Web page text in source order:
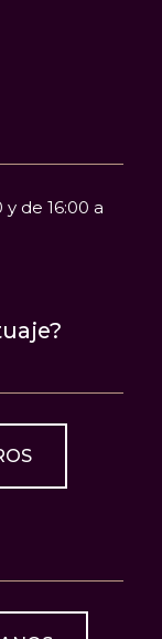
de 16:00 a